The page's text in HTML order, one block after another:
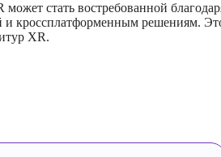
стать востребованной
и кроссплатформенным решениям.
XR.